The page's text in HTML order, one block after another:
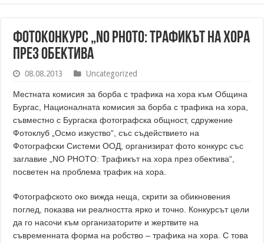
Фотоконкурс „NO PHOTO: Трафикът на хора
през обектива
08.08.2013 Uncategorized
Местната комисия за борба с трафика на хора към Община
Бургас, Националната комисия за борба с трафика на хора,
съвместно с Бургаска фотографска общност, сдружение
Фотоклуб „Осмо изкуство“, със съдействието на
Фотографски Системи ООД, организират фото конкурс със
заглавие „NO PHOTO: Трафикът на хора през обектива“,
посветен на проблема трафик на хора.
Фотографското око вижда неща, скрити за обикновения
поглед, показва ни реалността ярко и точно. Конкурсът цели
да го насочи към организаторите и жертвите на
съвременната форма на робство – трафика на хора. С това